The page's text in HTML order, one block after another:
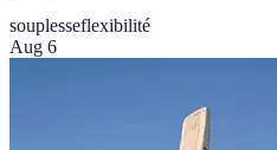
souplesseflexibilité
Aug 6